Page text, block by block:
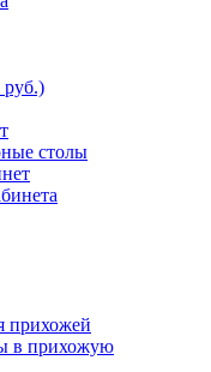
руб.)
столы
прихожей
в прихожую